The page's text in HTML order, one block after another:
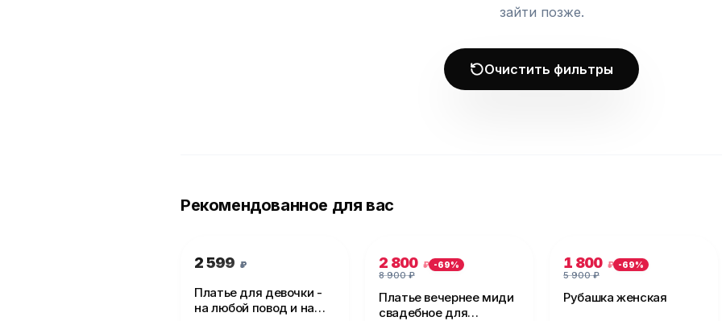
зайти позже.
Очистить фильтры
Рекомендованное для вас
2 599 ₽
Платье для девочки -
на любой повод и на
2 800 ₽ -69%
8 900 ₽
Платье вечернее миди
свадебное для
1 800 ₽ -69%
5 900 ₽
Рубашка женская